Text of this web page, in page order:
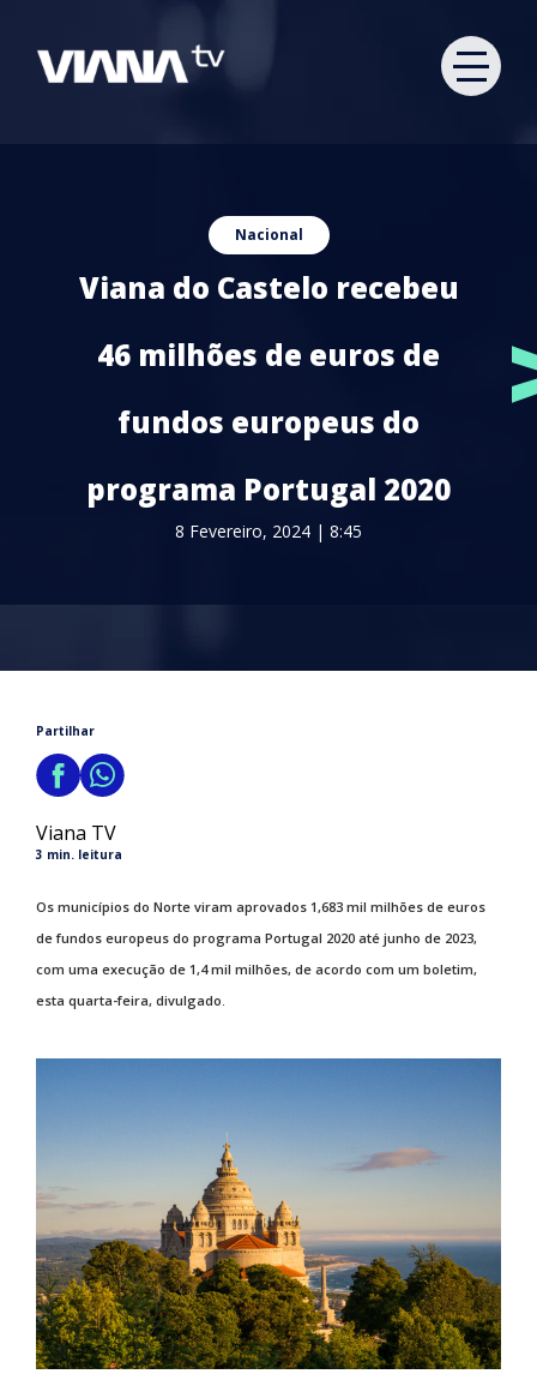
Nacional
Viana do Castelo recebeu
46 milhões de euros de
fundos europeus do
programa Portugal 2020
8 Fevereiro, 2024 | 8:45
Partilhar
Viana TV
3 min. leitura
Os municípios do Norte viram aprovados 1,683 mil milhões de euros
de fundos europeus do programa Portugal 2020 até junho de 2023,
com uma execução de 1,4 mil milhões, de acordo com um boletim,
esta quarta-feira, divulgado.